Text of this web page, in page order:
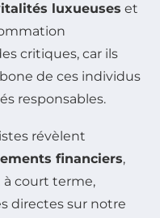
luxueuses et
critiques, car ils
de ces individus
responsables.
révèlent
financiers,
court terme,
directes sur notre